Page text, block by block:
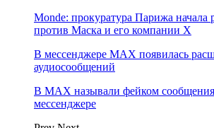
Monde: прокуратура Парижа начала
против Маска и его компании X
В мессенджере MAX появилась
аудиосообщений
В МAX называли фейком сообщения
мессенджере